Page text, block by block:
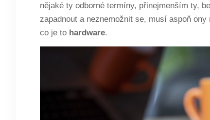
nějaké ty odborné termíny, přinejmenším ty,
zapadnout a neznemožnit se, musí aspoň
co je to hardware.